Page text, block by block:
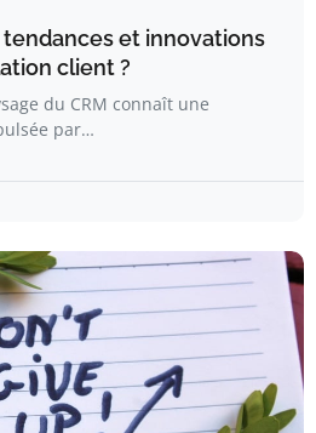
tendances et innovations
client ?
du CRM connaît une
par…